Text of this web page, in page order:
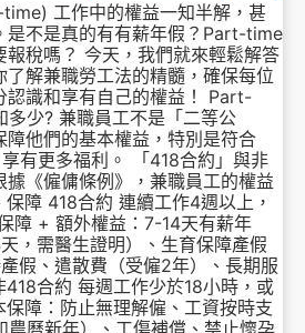
工作中的權益一知半解，甚
是不是真的有有薪年假？Part-time
報稅嗎？ 今天，我們就來輕鬆解答
解兼職勞工法的精髓，確保每位
認識和享有自己的權益！ Part-
少? 兼職員工不是「二等公
障他們的基本權益，特別是符合
享有更多福利。 「418合約」與非
據《僱傭條例》，兼職員工的權益
障 418合約 連續工作4週以上，
障 + 額外權益：7-14天有薪年
，需醫生證明）、生育保障產假
假、遣散費（受僱2年）、長期服
合約 每週工作少於18小時，或
障：防止無理解僱、工資按時支